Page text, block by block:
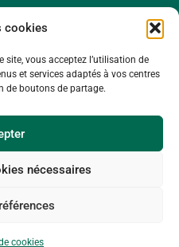
cookies
vous acceptez l’utilisation de
et services adaptés à vos centres
de boutons de partage.
nécessaires
cookies